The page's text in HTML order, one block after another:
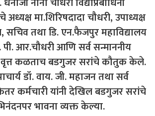
मा.शिरिषदादा चौधरी, उपाध्यक्ष
सचिव तथा डि. एन.फैजपुर महाविद्यालय
पी. आर.चौधरी आणि सर्व सन्माननीय
कळताच बडगुजर सरांचे कौतुक केले.
डॉ. वाय. जी. महाजन तथा सर्व
कर्मचारी यांनी देखिल बडगुजर सरांचे
भावना व्यक्त केल्या.